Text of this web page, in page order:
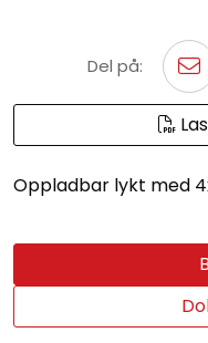
Del på:
Oppladbar lykt med